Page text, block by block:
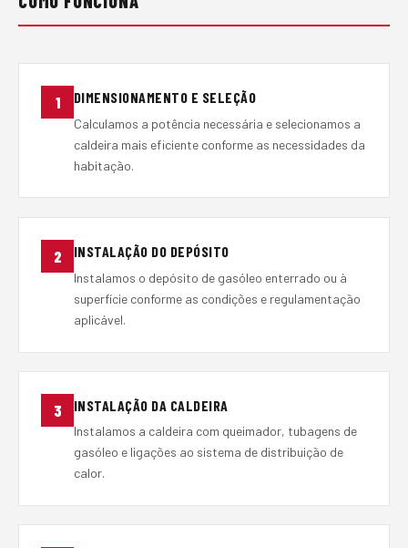
1 DIMENSIONAMENTO E SELEÇÃO
Calculamos a potência necessária e selecionamos a
caldeira mais eficiente conforme as necessidades da
habitação.
2 INSTALAÇÃO DO DEPÓSITO
Instalamos o depósito de gasóleo enterrado ou à
superfície conforme as condições e regulamentação
aplicável.
3 INSTALAÇÃO DA CALDEIRA
Instalamos a caldeira com queimador, tubagens de
gasóleo e ligações ao sistema de distribuição de
calor.